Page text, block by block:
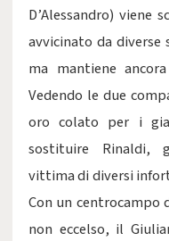
D’Alessandro)
avvicinato da diverse
ma mantiene
Vedendo le due
oro colato per i
sostituire Rinaldi,
vittima di diversi
Con un
non eccelso, il